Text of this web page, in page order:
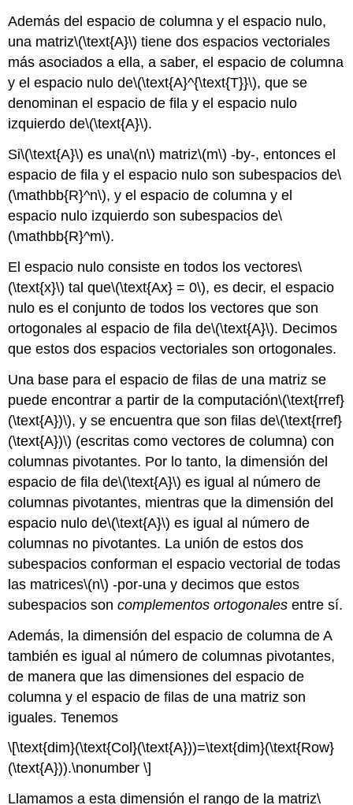
Además del espacio de columna y el espacio nulo,
una matriz\(\text{A}\) tiene dos espacios vectoriales
más asociados a ella, a saber, el espacio de columna
y el espacio nulo de\(\text{A}^{\text{T}}\), que se
denominan el espacio de fila y el espacio nulo
izquierdo de\(\text{A}\).
Si\(\text{A}\) es una\(n\) matriz\(m\) -by-, entonces el
espacio de fila y el espacio nulo son subespacios de\
(\mathbb{R}^n\), y el espacio de columna y el
espacio nulo izquierdo son subespacios de\
(\mathbb{R}^m\).
El espacio nulo consiste en todos los vectores\
(\text{x}\) tal que\(\text{Ax} = 0\), es decir, el espacio
nulo es el conjunto de todos los vectores que son
ortogonales al espacio de fila de\(\text{A}\). Decimos
que estos dos espacios vectoriales son ortogonales.
Una base para el espacio de filas de una matriz se
puede encontrar a partir de la computación\(\text{rref}
(\text{A})\), y se encuentra que son filas de\(\text{rref}
(\text{A})\) (escritas como vectores de columna) con
columnas pivotantes. Por lo tanto, la dimensión del
espacio de fila de\(\text{A}\) es igual al número de
columnas pivotantes, mientras que la dimensión del
espacio nulo de\(\text{A}\) es igual al número de
columnas no pivotantes. La unión de estos dos
subespacios conforman el espacio vectorial de todas
las matrices\(n\) -por-una y decimos que estos
subespacios soncomplementos ortogonales entre sí.
Además, la dimensión del espacio de columna de A
también es igual al número de columnas pivotantes,
de manera que las dimensiones del espacio de
columna y el espacio de filas de una matriz son
iguales. Tenemos
\[\text{dim}(\text{Col}(\text{A}))=\text{dim}(\text{Row}
(\text{A})).\nonumber \]
Llamamos a esta dimensión el rango de la matriz\